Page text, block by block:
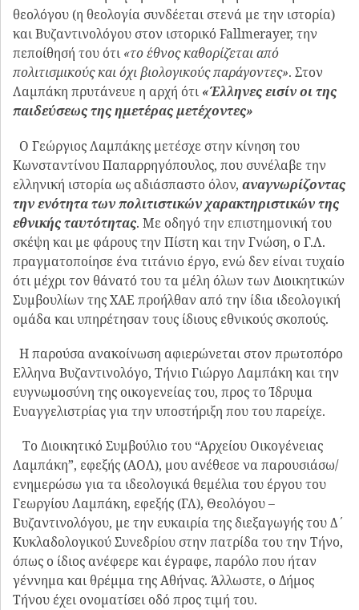
θεολόγου (η θεολογία συνδέεται στενά με την ιστορία)
και Βυζαντινολόγου στον ιστορικό Fallmerayer, την
πεποίθησή του ότι «το έθνος καθορίζεται από
πολιτισμικούς και όχι βιολογικούς παράγοντες». Στον
Λαμπάκη πρυτάνευε η αρχή ότι «Έλληνες εισίν οι της
παιδεύσεως της ημετέρας μετέχοντες»
Ο Γεώργιος Λαμπάκης μετέσχε στην κίνηση του
Κωνσταντίνου Παπαρρηγόπουλος, που συνέλαβε την
ελληνική ιστορία ως αδιάσπαστο όλον, αναγνωρίζοντας
την ενότητα των πολιτιστικών χαρακτηριστικών της
εθνικής ταυτότητας. Με οδηγό την επιστημονική του
σκέψη και με φάρους την Πίστη και την Γνώση, ο Γ.Λ.
πραγματοποίησε ένα τιτάνιο έργο, ενώ δεν είναι τυχαίο
ότι μέχρι τον θάνατό του τα μέλη όλων των Διοικητικών
Συμβουλίων της ΧΑΕ προήλθαν από την ίδια ιδεολογική
ομάδα και υπηρέτησαν τους ίδιους εθνικούς σκοπούς.
Η παρούσα ανακοίνωση αφιερώνεται στον πρωτοπόρο
Ελληνα Βυζαντινολόγο, Τήνιο Γιώργο Λαμπάκη και την
ευγνωμοσύνη της οικογενείας του, προς το Ίδρυμα
Ευαγγελιστρίας για την υποστήριξη που του παρείχε.
Το Διοικητικό Συμβούλιο του “Αρχείου Οικογένειας
Λαμπάκη”, εφεξής (ΑΟΛ), μου ανέθεσε να παρουσιάσω/
ενημερώσω για τα ιδεολογικά θεμέλια του έργου του
Γεωργίου Λαμπάκη, εφεξής (ΓΛ), Θεολόγου –
Βυζαντινολόγου, με την ευκαιρία της διεξαγωγής του Δ΄
Κυκλαδολογικού Συνεδρίου στην πατρίδα του την Τήνο,
όπως ο ίδιος ανέφερε και έγραφε, παρόλο που ήταν
γέννημα και θρέμμα της Αθήνας. Άλλωστε, ο Δήμος
Τήνου έχει ονοματίσει οδό προς τιμή του.